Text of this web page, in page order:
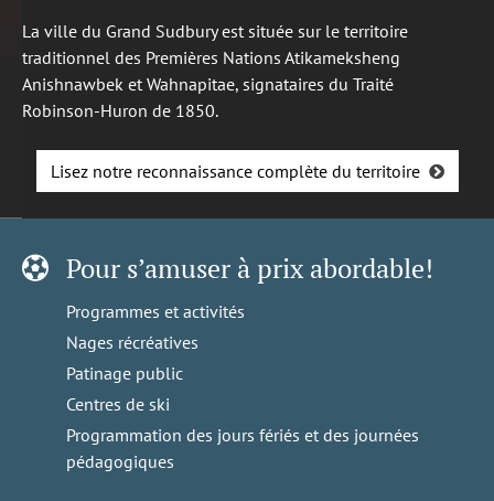
La ville du Grand Sudbury est située sur le territoire
traditionnel des Premières Nations Atikameksheng
Anishnawbek et Wahnapitae, signataires du Traité
Robinson-Huron de 1850.
Lisez notre reconnaissance complète du territoire
Pour s’amuser à prix abordable!
Programmes et activités
Nages récréatives
Patinage public
Centres de ski
Programmation des jours fériés et des journées
pédagogiques